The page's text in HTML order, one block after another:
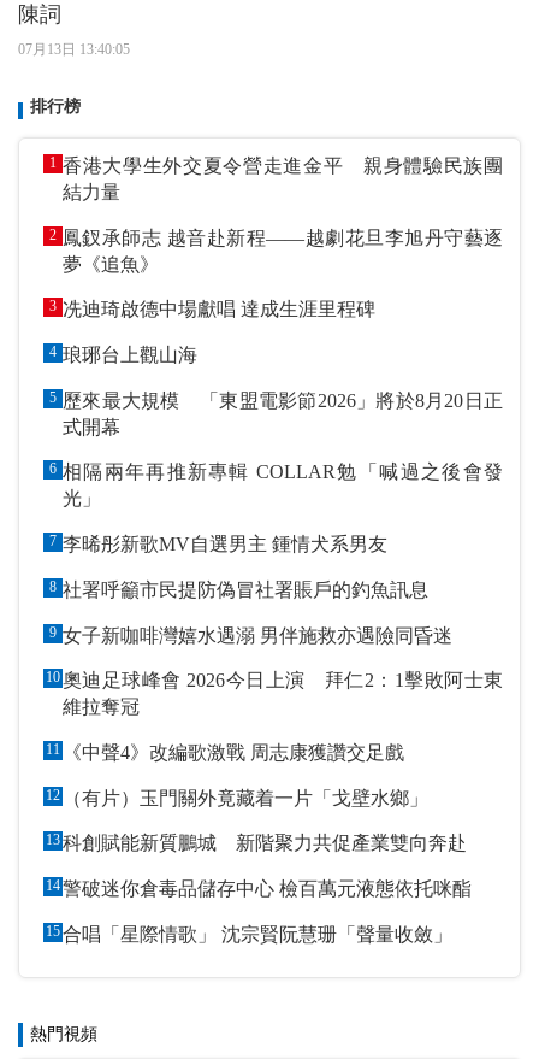
陳詞
07月13日 13:40:05
排行榜
1 香港大學生外交夏令營走進金平 親身體驗民族團
結力量
2 鳳釵承師志 越音赴新程——越劇花旦李旭丹守藝逐
夢《追魚》
3 冼迪琦啟德中場獻唱 達成生涯里程碑
4 琅琊台上觀山海
5 歷來最大規模 「東盟電影節2026」將於8月20日正
式開幕
6 相隔兩年再推新專輯 COLLAR勉「喊過之後會發
光」
7 李晞彤新歌MV自選男主 鍾情犬系男友
8 社署呼籲市民提防偽冒社署賬戶的釣魚訊息
9 女子新咖啡灣嬉水遇溺 男伴施救亦遇險同昏迷
10奧迪足球峰會 2026今日上演 拜仁2：1擊敗阿士東
維拉奪冠
11 《中聲4》改編歌激戰 周志康獲讚交足戲
12 （有片）玉門關外竟藏着一片「戈壁水鄉」
13科創賦能新質鵬城 新階聚力共促產業雙向奔赴
14警破迷你倉毒品儲存中心 檢百萬元液態依托咪酯
15 合唱「星際情歌」 沈宗賢阮慧珊「聲量收斂」
熱門視頻